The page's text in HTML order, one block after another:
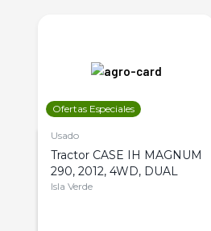
Ofertas Especiales
Usado
Tractor CASE IH MAGNUM
290, 2012, 4WD, DUAL
Isla Verde